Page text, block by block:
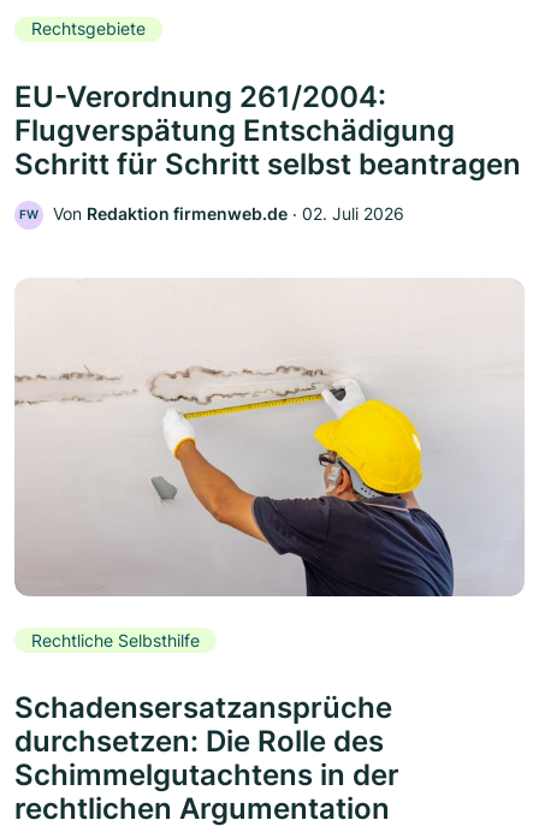
Rechtsgebiete
EU-Verordnung 261/2004:
Flugverspätung Entschädigung
Schritt für Schritt selbst beantragen
FW Von Redaktion firmenweb.de ‧ 02. Juli 2026
Rechtliche Selbsthilfe
Schadensersatzansprüche
durchsetzen: Die Rolle des
Schimmelgutachtens in der
rechtlichen Argumentation